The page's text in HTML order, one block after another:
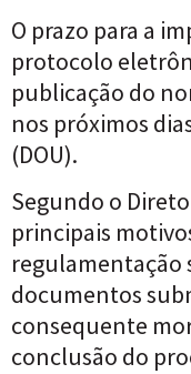
O prazo para a
protocolo
publicação do
nos próximos
(DOU).
Segundo o
principais
regulamentação
documentos
consequente
conclusão do